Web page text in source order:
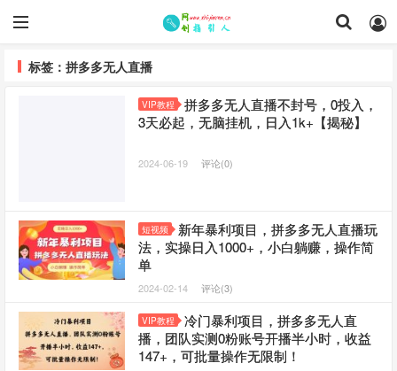
标签：拼多多无人直播
VIP教程
拼多多无人直播不封号，0投入，
3天必起，无脑挂机，日入1k+【揭秘】
2024-06-19 评论(0)
短视频
新年暴利项目，拼多多无人直播玩
法，实操日入1000+，小白躺赚，操作简
单
2024-02-14 评论(3)
VIP教程
冷门暴利项目，拼多多无人直
播，团队实测0粉账号开播半小时，收益
147+，可批量操作无限制！